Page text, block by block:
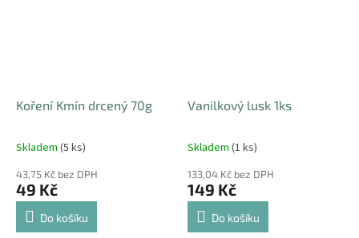
Koření Kmín drcený 70g
Skladem (5 ks)
43,75 Kč bez DPH
49 Kč
Do košíku
Vanilkový lusk 1ks
Skladem (1 ks)
133,04 Kč bez DPH
149 Kč
Do košíku